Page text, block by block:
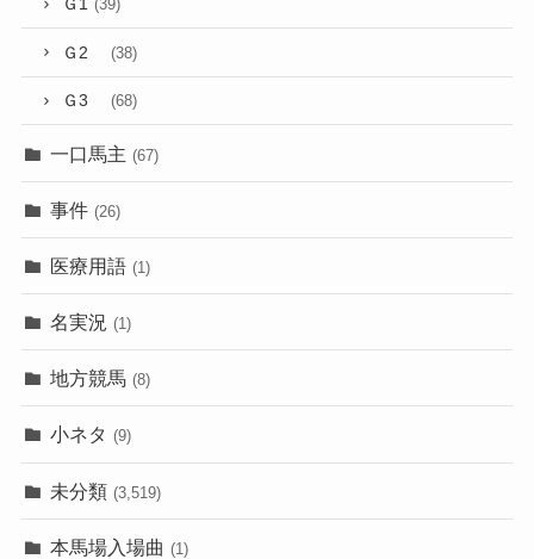
Ｇ1 (39)
Ｇ2 (38)
Ｇ3 (68)
一口馬主 (67)
事件 (26)
医療用語 (1)
名実況 (1)
地方競馬 (8)
小ネタ (9)
未分類 (3,519)
本馬場入場曲 (1)